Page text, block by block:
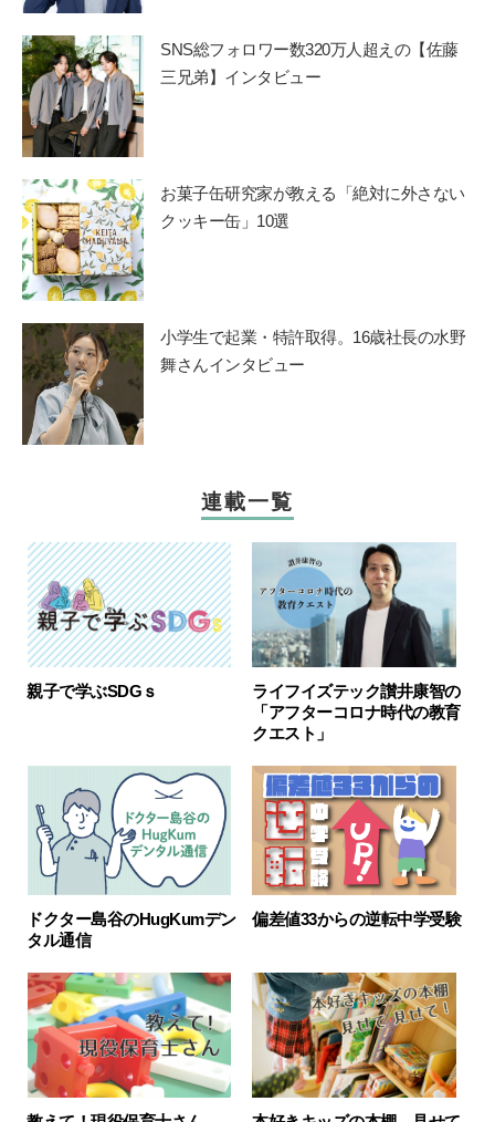
SNS総フォロワー数320万人超えの【佐藤
三兄弟】インタビュー
お菓子缶研究家が教える「絶対に外さない
クッキー缶」10選
小学生で起業・特許取得。16歳社長の水野
舞さんインタビュー
連載一覧
親子で学ぶSDGｓ
ライフイズテック讃井康智の
「アフターコロナ時代の教育
クエスト」
ドクター島谷のHugKumデン
タル通信
偏差値33からの逆転中学受験